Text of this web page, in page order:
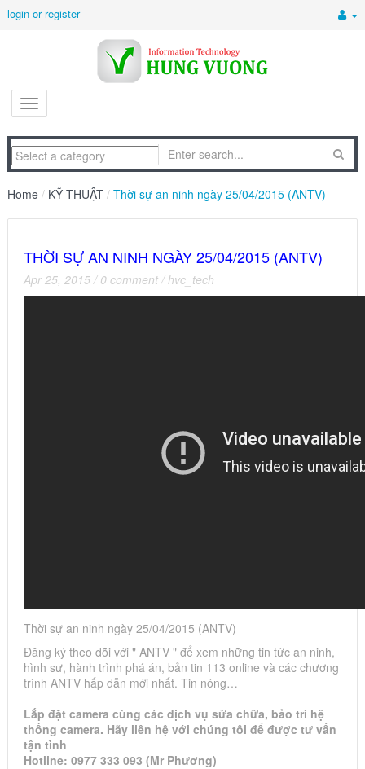
login or register
Home / KỸ THUẬT / Thời sự an ninh ngày 25/04/2015 (ANTV)
THỜI SỰ AN NINH NGÀY 25/04/2015 (ANTV)
Apr 25, 2015 / 0 comment /hvc_tech
Thời sự an ninh ngày 25/04/2015 (ANTV)
Đăng ký theo dõi với " ANTV " để xem những tin tức an ninh,
hình sư, hành trình phá án, bản tin 113 online và các chương
trình ANTV hấp dẫn mới nhất. Tin nóng…
Lắp đặt camera cùng các dịch vụ sửa chữa, bảo trì hệ
thống camera. Hãy liên hệ với chúng tôi để được tư vấn
tận tình
Hotline: 0977 333 093 (Mr Phương)